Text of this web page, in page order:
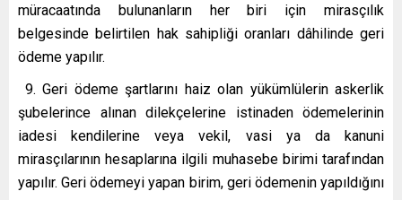
müracaatında bulunanların her biri için mirasçılık
belgesinde belirtilen hak sahipliği oranları dâhilinde geri
ödeme yapılır.
9. Geri ödeme şartlarını haiz olan yükümlülerin askerlik
şubelerince alınan dilekçelerine istinaden ödemelerinin
iadesi kendilerine veya vekil, vasi ya da kanuni
mirasçılarının hesaplarına ilgili muhasebe birimi tarafından
yapılır. Geri ödemeyi yapan birim, geri ödemenin yapıldığını